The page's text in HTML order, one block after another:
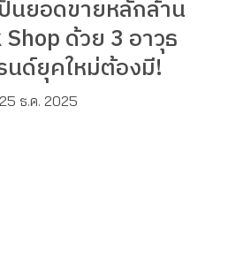
นยอดขายหลักล้าน
ด้วย 3 อาวุธ
ด์ยุคใหม่ต้องมี!
25 ธ.ค. 2025